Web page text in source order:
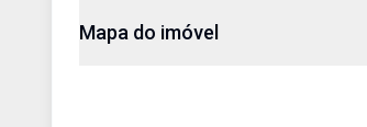
Mapa do imóvel